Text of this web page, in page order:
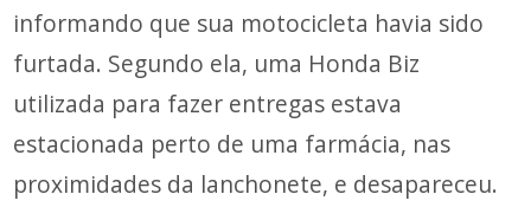
informando que sua motocicleta havia sido
furtada. Segundo ela, uma Honda Biz
utilizada para fazer entregas estava
estacionada perto de uma farmácia, nas
proximidades da lanchonete, e desapareceu.